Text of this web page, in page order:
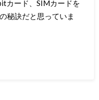
カード、SIMカードを
秘訣だと思っていま